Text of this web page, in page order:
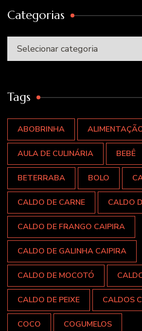
Categorias
Categorias
Tags
ABOBRINHA
AULA DE CULINÁRIA BEBÊ
BETERRABA BOLO
CALDO DE CARNE CALDO
CALDO DE FRANGO CAIPIRA
CALDO DE GALINHA CAIPIRA
CALDO DE MOCOTÓ
CALDO DE PEIXE CALDOS
COCO COGUMELOS